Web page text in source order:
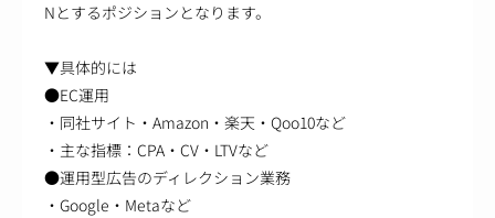
Nとするポジションとなります。
▼具体的には
●EC運用
・同社サイト・Amazon・楽天・Qoo10など
・主な指標：CPA・CV・LTVなど
●運用型広告のディレクション業務
・Google・Metaなど